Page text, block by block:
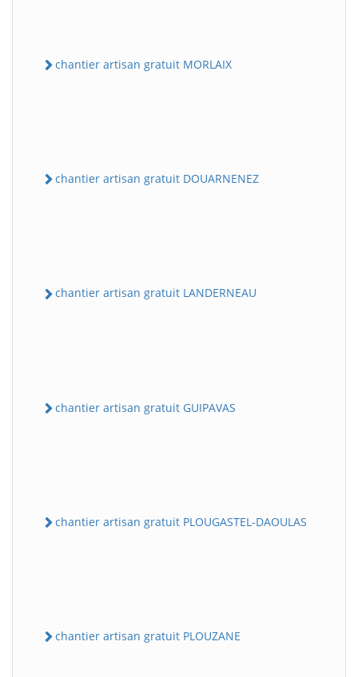
chantier artisan gratuit MORLAIX
chantier artisan gratuit DOUARNENEZ
chantier artisan gratuit LANDERNEAU
chantier artisan gratuit GUIPAVAS
chantier artisan gratuit PLOUGASTEL-DAOULAS
chantier artisan gratuit PLOUZANE